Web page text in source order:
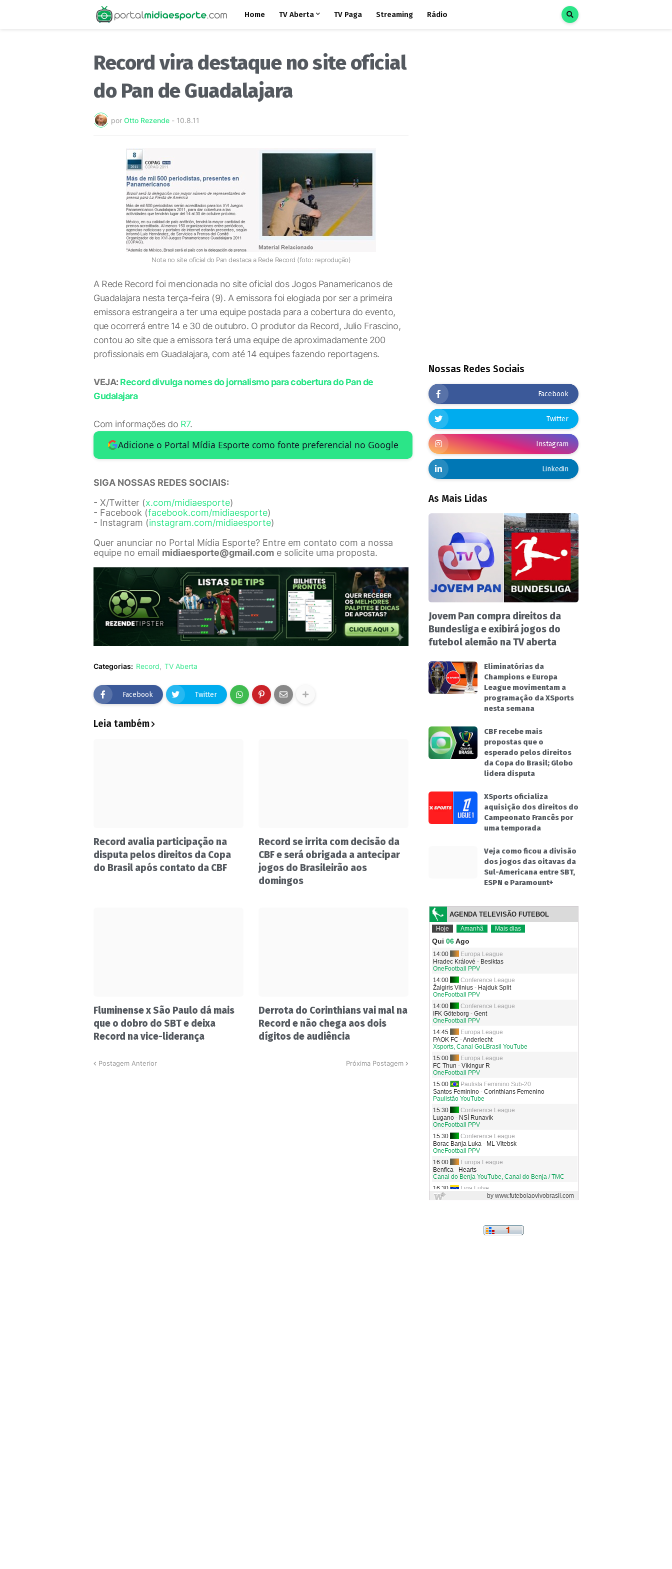
Home TV Aberta TV Paga Streaming Rádio
Record vira destaque no site oficial
do Pan de Guadalajara
por Otto Rezende - 10.8.11
Nota no site oficial do Pan destaca a Rede Record (foto: reprodução)
A Rede Record foi mencionada no site oficial dos Jogos Panamericanos de
Guadalajara nesta terça-feira (9). A emissora foi elogiada por ser a primeira
emissora estrangeira a ter uma equipe postada para a cobertura do evento,
que ocorrerá entre 14 e 30 de outubro. O produtor da Record, Julio Frascino,
contou ao site que a emissora terá uma equipe de aproximadamente 200
profissionais em Guadalajara, com até 14 equipes fazendo reportagens.
VEJA: Record divulga nomes do jornalismo para cobertura do Pan de
Gudalajara
Com informações do R7.
Adicione o Portal Mídia Esporte como fonte preferencial no Google
SIGA NOSSAS REDES SOCIAIS:
- X/Twitter (x.com/midiaesporte)
- Facebook (facebook.com/midiaesporte)
- Instagram (instagram.com/midiaesporte)
Quer anunciar no Portal Mídia Esporte? Entre em contato com a nossa
equipe no email midiaesporte@gmail.com e solicite uma proposta.
Categorias: Record TV Aberta
Facebook Twitter
Leia também
Record avalia participação na
disputa pelos direitos da Copa
do Brasil após contato da CBF
Record se irrita com decisão da
CBF e será obrigada a antecipar
jogos do Brasileirão aos
domingos
Fluminense x São Paulo dá mais
que o dobro do SBT e deixa
Record na vice-liderança
Derrota do Corinthians vai mal na
Record e não chega aos dois
dígitos de audiência
Postagem Anterior Próxima Postagem
Nossas Redes Sociais
Facebook
Twitter
Instagram
Linkedin
As Mais Lidas
Jovem Pan compra direitos da
Bundesliga e exibirá jogos do
futebol alemão na TV aberta
Eliminatórias da
Champions e Europa
League movimentam a
programação da XSports
nesta semana
CBF recebe mais
propostas que o
esperado pelos direitos
da Copa do Brasil; Globo
lidera disputa
XSports oficializa
aquisição dos direitos do
Campeonato Francês por
uma temporada
Veja como ficou a divisão
dos jogos das oitavas da
Sul-Americana entre SBT,
ESPN e Paramount+